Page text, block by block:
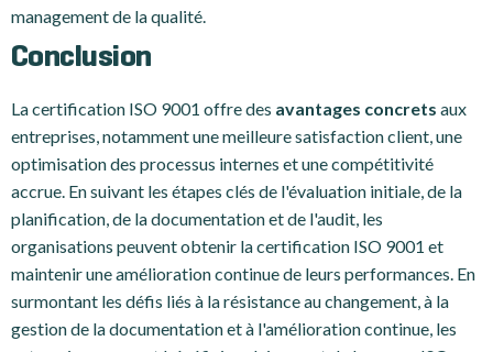
management de la qualité.
Conclusion
La certification ISO 9001 offre des avantages concrets aux
entreprises, notamment une meilleure satisfaction client, une
optimisation des processus internes et une compétitivité
accrue. En suivant les étapes clés de l'évaluation initiale, de la
planification, de la documentation et de l'audit, les
organisations peuvent obtenir la certification ISO 9001 et
maintenir une amélioration continue de leurs performances. En
surmontant les défis liés à la résistance au changement, à la
gestion de la documentation et à l'amélioration continue, les